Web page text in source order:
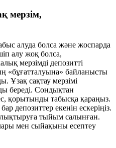
мерзім,
алуда болса және жоспарда
алу жоқ болса,
мерзімді депозитті
«бұғатталуына» байланысты
Ұзақ сақтау мерзімі
береді. Сондықтан
қорытынды табысқа қараңыз.
депозиттер екенін ескеріңіз.
тыйым салынған.
мен сыйақыны есептеу